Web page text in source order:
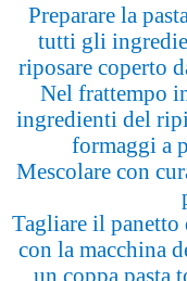
Preparare la
tutti gli
riposare coperto
Nel frattempo
ingredienti del
formaggi a
Mescolare con
Tagliare il panetto
con la macchina
un coppa pasta